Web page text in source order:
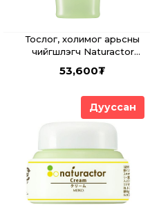
Тослог, холимог арьсны
чийгшүүлэгч Naturactor
53,600₮
Дууссан